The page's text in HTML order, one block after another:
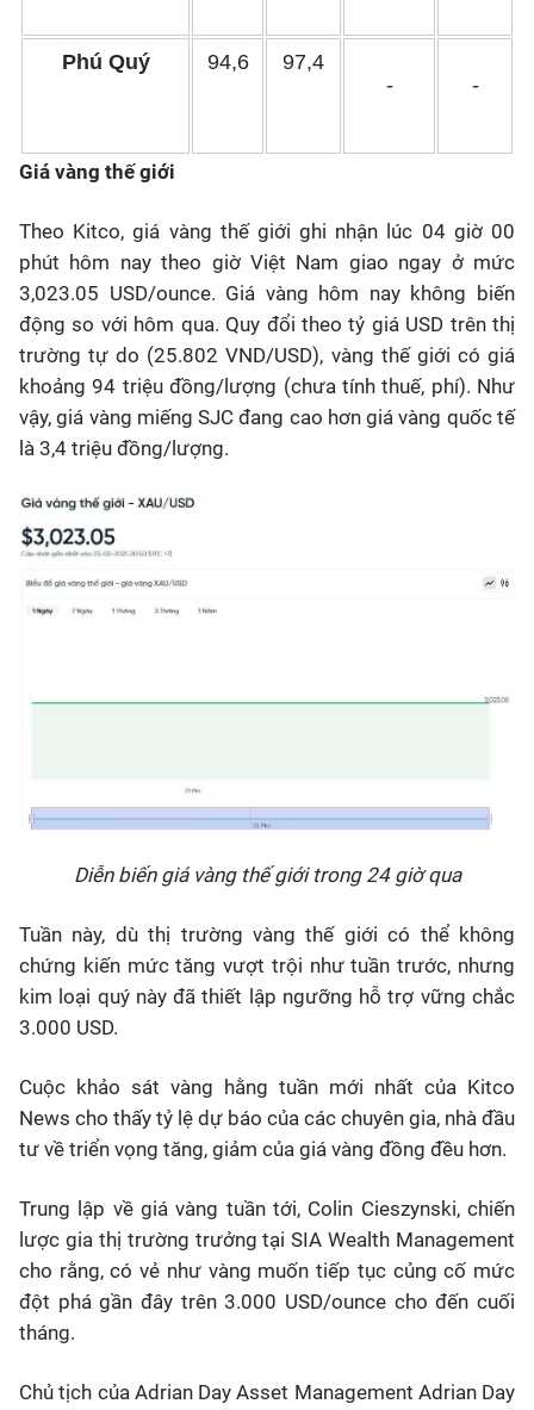
Phú Quý 94,6
97,4
-
-
Giá vàng thế giới
Theo Kitco, giá vàng thế giới ghi nhận lúc 04 giờ 00
phút hôm nay theo giờ Việt Nam giao ngay ở mức
3,023.05 USD/ounce. Giá vàng hôm nay không biến
động so với hôm qua. Quy đổi theo tỷ giá USD trên thị
trường tự do (25.802 VND/USD), vàng thế giới có giá
khoảng 94 triệu đồng/lượng (chưa tính thuế, phí). Như
vậy, giá vàng miếng SJC đang cao hơn giá vàng quốc tế
là 3,4 triệu đồng/lượng.
Diễn biến giá vàng thế giới trong 24 giờ qua
Tuần này, dù thị trường vàng thế giới có thể không
chứng kiến mức tăng vượt trội như tuần trước, nhưng
kim loại quý này đã thiết lập ngưỡng hỗ trợ vững chắc
3.000 USD.
Cuộc khảo sát vàng hằng tuần mới nhất của Kitco
News cho thấy tỷ lệ dự báo của các chuyên gia, nhà đầu
tư về triển vọng tăng, giảm của giá vàng đồng đều hơn.
Trung lập về giá vàng tuần tới, Colin Cieszynski, chiến
lược gia thị trường trưởng tại SIA Wealth Management
cho rằng, có vẻ như vàng muốn tiếp tục củng cố mức
đột phá gần đây trên 3.000 USD/ounce cho đến cuối
tháng.
Chủ tịch của Adrian Day Asset Management Adrian Day